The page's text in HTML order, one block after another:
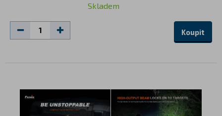
Skladem
Koupit